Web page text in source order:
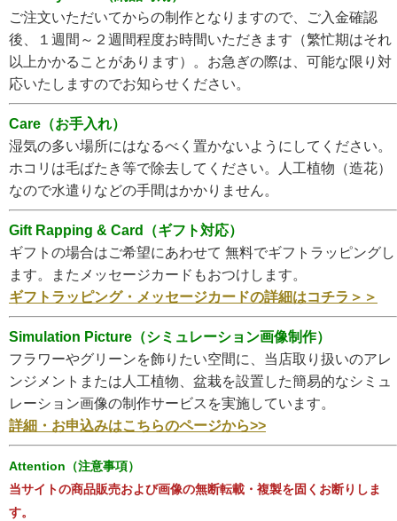
ご注文いただいてからの制作となりますので、ご入金確認
後、１週間～２週間程度お時間いただきます（繁忙期はそれ
以上かかることがあります）。お急ぎの際は、可能な限り対
応いたしますのでお知らせください。
Care（お手入れ）
湿気の多い場所にはなるべく置かないようにしてください。
ホコリは毛ばたき等で除去してください。人工植物（造花）
なので水遣りなどの手間はかかりません。
Gift Rapping & Card（ギフト対応）
ギフトの場合はご希望にあわせて 無料でギフトラッピングし
ます。またメッセージカードもおつけします。
ギフトラッピング・メッセージカードの詳細はコチラ＞＞
Simulation Picture（シミュレーション画像制作）
フラワーやグリーンを飾りたい空間に、当店取り扱いのアレ
ンジメントまたは人工植物、盆栽を設置した簡易的なシミュ
レーション画像の制作サービスを実施しています。
詳細・お申込みはこちらのページから>>
Attention（注意事項）
当サイトの商品販売および画像の無断転載・複製を固くお断りしま
す。